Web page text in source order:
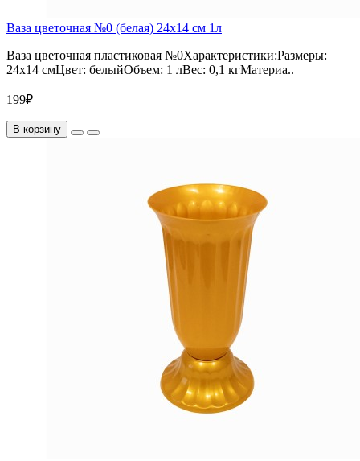
Ваза цветочная №0 (белая) 24х14 см 1л
Ваза цветочная пластиковая №0Характеристики:Размеры:
24х14 смЦвет: белыйОбъем: 1 лВес: 0,1 кгМатериа..
199₽
В корзину